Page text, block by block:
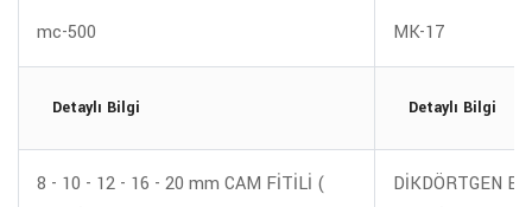
mc-500 MK-17
Detaylı Bilgi Detaylı Bilgi
8 - 10 - 12 - 16 - 20 mm CAM FİTİLİ (
DİKDÖRTGEN